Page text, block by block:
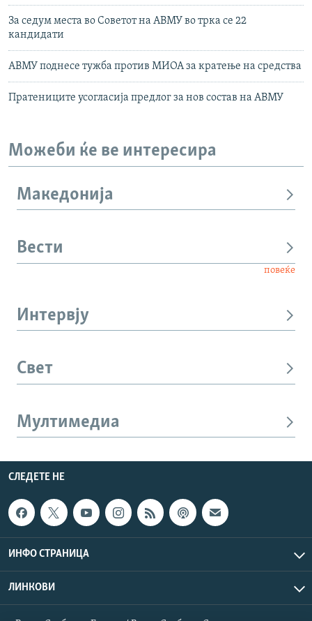
За седум места во Советот на АВМУ во трка се 22
кандидати
АВМУ поднесе тужба против МИОА за кратење на средства
Пратениците усогласија предлог за нов состав на АВМУ
Можеби ќе ве интересира
Македонија
Вести
повеќе
Интервју
Свет
Мултимедиа
СЛЕДЕТЕ НЕ
ИНФО СТРАНИЦА
ЛИНКОВИ